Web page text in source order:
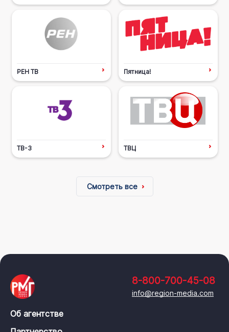
РЕН ТВ Пятница!
ТВ-3 ТВЦ
Смотреть все
8-800-700-45-08
info@region-media.com
Об агентстве